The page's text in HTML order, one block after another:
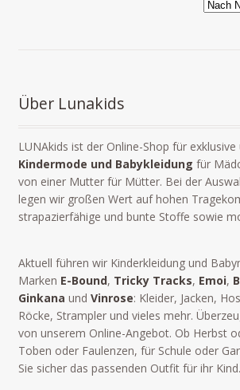
Über Lunakids
LUNAkids ist der Online-Shop für
Kindermode und Babykleidung für
von einer Mutter für Mütter. Bei der
legen wir großen Wert auf hohen
strapazierfähige und bunte Stoffe sowie
Aktuell führen wir Kinderkleidung und
Marken E-Bound, Tricky Tracks, Emoi,
Ginkana und Vinrose: Kleider, Jacken,
Röcke, Strampler und vieles mehr.
von unserem Online-Angebot. Ob Herbst
Toben oder Faulenzen, für Schule oder
Sie sicher das passenden Outfit für ihr Kind.